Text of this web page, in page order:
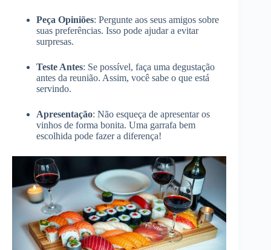
Peça Opiniões: Pergunte aos seus amigos sobre
suas preferências. Isso pode ajudar a evitar
surpresas.
Teste Antes: Se possível, faça uma degustação
antes da reunião. Assim, você sabe o que está
servindo.
Apresentação: Não esqueça de apresentar os
vinhos de forma bonita. Uma garrafa bem
escolhida pode fazer a diferença!